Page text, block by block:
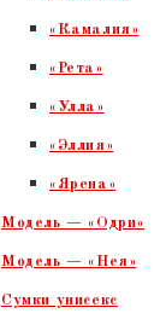
«Камалия»
«Рета»
«Улла»
«Эллия»
«Ярена»
Модель — «Одри»
Модель — «Нея»
Сумки унисекс